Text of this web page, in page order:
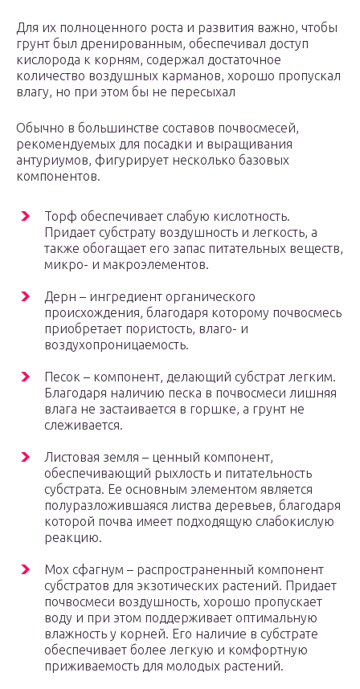
Для их полноценного роста и развития важно, чтобы
грунт был дренированным, обеспечивал доступ
кислорода к корням, содержал достаточное
количество воздушных карманов, хорошо пропускал
влагу, но при этом бы не пересыхал
Обычно в большинстве составов почвосмесей,
рекомендуемых для посадки и выращивания
антуриумов, фигурирует несколько базовых
компонентов.
Торф обеспечивает слабую кислотность.
Придает субстрату воздушность и легкость, а
также обогащает его запас питательных веществ,
микро- и макроэлементов.
Дерн – ингредиент органического
происхождения, благодаря которому почвосмесь
приобретает пористость, влаго- и
воздухопроницаемость.
Песок – компонент, делающий субстрат легким.
Благодаря наличию песка в почвосмеси лишняя
влага не застаивается в горшке, а грунт не
слеживается.
Листовая земля – ценный компонент,
обеспечивающий рыхлость и питательность
субстрата. Ее основным элементом является
полуразложившаяся листва деревьев, благодаря
которой почва имеет подходящую слабокислую
реакцию.
Мох сфагнум – распространенный компонент
субстратов для экзотических растений. Придает
почвосмеси воздушность, хорошо пропускает
воду и при этом поддерживает оптимальную
влажность у корней. Его наличие в субстрате
обеспечивает более легкую и комфортную
приживаемость для молодых растений.